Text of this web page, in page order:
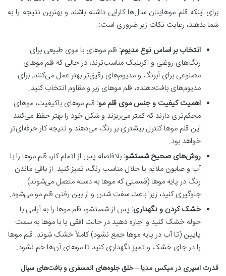
برای اینکه قلم موهایتان سال‌ها کارایی داشته باشند و بهترین نتیجه را به
شما بدهند، رعایت نکات زیر ضروری است:
انتخاب بر اساس نوع مدیوم: قلم موهای با موی طبیعی برای
رنگ‌های روغنی و اکریلیک مناسب‌ترند، در حالی که قلم موهای
مصنوعی برای آبرنگ و مدیوم‌های رقیق‌تر بهتر عمل می‌کنند. برای
مدیوم‌های بافت‌دهنده، قلم موهای زبر و مقاوم انتخاب کنید.
اهمیت کیفیت و جنس موی قلم مو: قلم موهای باکیفیت، موهای
محکم‌تری دارند که کمتر می‌ریزند و شکل خود را بهتر حفظ می‌کنند.
این قلم موها کنترل بیشتری بر رنگ می‌دهند و نتیجه کار حرفه‌ای‌تر
خواهد بود.
روش‌های صحیح شستشو: بلافاصله پس از اتمام کار، قلم موها را با
آب و صابون ملایم یا حلال مناسب رنگ، تمیز کنید. از باقی ماندن
رنگ در پایه موها (قسمتی که موها به دسته متصل می‌شوند)
جلوگیری کنید، زیرا باعث سفت شدن و از بین رفتن قلم مو می‌شود.
خشک کردن و نگهداری: پس از شستشو، قلم موها را به آرامی با
حوله خشک کنید و اجازه دهید در حالت افقی یا با موها به سمت
پایین (تا آب در پایه موها جمع نشود) کاملاً خشک شوند. قلم موها
را در جای خشک و تمیز نگهداری کنید تا موهای آن‌ها خم نشود.
قدرت اسپری در میکس مدیا – خلق جلوه‌های اتمسفری و بافت‌های سیال